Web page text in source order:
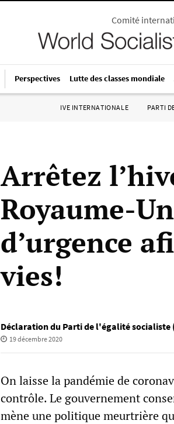
Comité
Perspectives Lutte des classes mondiale
IVE INTERNATIONALE PARTI
Arrêtez
Royaume-
d’urgence
vies!
Déclaration du Parti de l'égalité socialiste
19 décembre 2020
On laisse la pandémie de
contrôle. Le gouvernement
mène une politique meurtrière